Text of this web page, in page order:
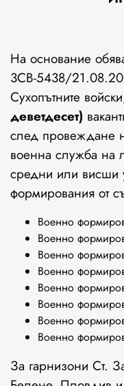
На основание
3СВ-5438/
Сухопътните
деветдесет)
след провеждане
военна служба на
средни или висши
формирования от
Военно
Военно
Военно
Военно
Военно
Военно
Военно
Военно
За гарнизони Ст.